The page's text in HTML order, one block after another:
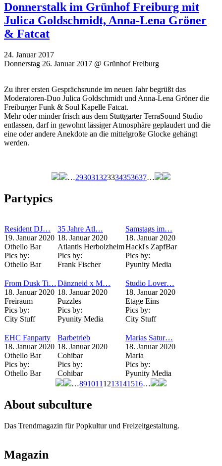
Donnerstalk im Grünhof Freiburg mit
Julica Goldschmidt, Anna-Lena Gröner
& Fatcat
24. Januar 2017
Donnerstag 26. Januar 2017 @ Grünhof Freiburg
Zu ihrer ersten Gesprächsrunde im neuen Jahr begrüßt das
Moderatoren-Duo Julica Goldschmidt und Anna-Lena Gröner die
Freiburger Funk & Soul Kapelle Fatcat.
Mehr oder minder frisch aus dem Stuttgarter TerraSound Studio
entlassen, darf in gewohnt lässiger Atmosphäre geplaudert und die
eine oder andere Anekdote an die mittelgroße Glocke gehängt
werden.
…293031323334353637…
Partypics
Resident DJ…
19. Januar 2020
Othello Bar
Pics by:
Othello Bar
35 Jahre Atl…
18. Januar 2020
Atlantis Herbolzheim
Pics by:
Frank Fischer
Samstags im…
18. Januar 2020
Hackl's ZapfBar
Pics by:
Pyunity Media
From Dusk Ti…
18. Januar 2020
Freiraum
Pics by:
City Stuff
Dänzneid x M…
18. Januar 2020
Puzzles
Pics by:
Pyunity Media
Studio Lover…
18. Januar 2020
Etage Eins
Pics by:
City Stuff
EHC Fanparty
18. Januar 2020
Othello Bar
Pics by:
Othello Bar
Barbetrieb
18. Januar 2020
Cohibar
Pics by:
Cohibar
Marias Satur…
18. Januar 2020
Maria
Pics by:
Pyunity Media
…891011 1213141516…
About subculture
Das Trendmagazin für Popkultur und Freizeitgestaltung.
Magazin